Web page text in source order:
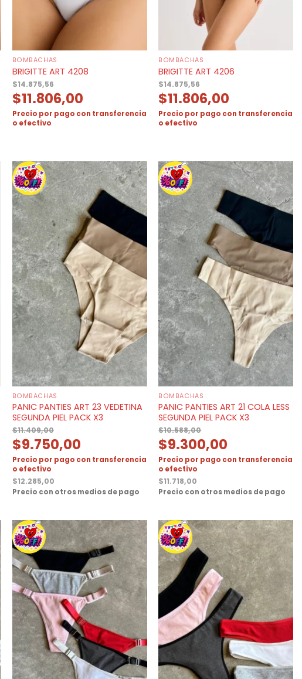
BOMBACHAS
BRIGITTE ART 4208
$14.875,56
$11.806,00
Precio por pago con transferencia
o efectivo
BOMBACHAS
BRIGITTE ART 4206
$14.875,56
$11.806,00
Precio por pago con transferencia
o efectivo
BOMBACHAS
PANIC PANTIES ART 23 VEDETINA
SEGUNDA PIEL PACK X3
$11.409,00
$9.750,00
Precio por pago con transferencia
o efectivo
$12.285,00
Precio con otros medios de pago
BOMBACHAS
PANIC PANTIES ART 21 COLA LESS
SEGUNDA PIEL PACK X3
$10.588,00
$9.300,00
Precio por pago con transferencia
o efectivo
$11.718,00
Precio con otros medios de pago